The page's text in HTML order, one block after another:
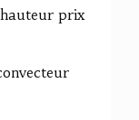
prix